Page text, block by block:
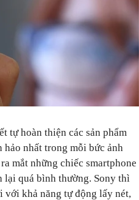
tự hoàn thiện các sản phẩm
hảo nhất trong mỗi bức ảnh
mắt những chiếc smartphone
lại quá bình thường. Sony thì
với khả năng tự động lấy nét,